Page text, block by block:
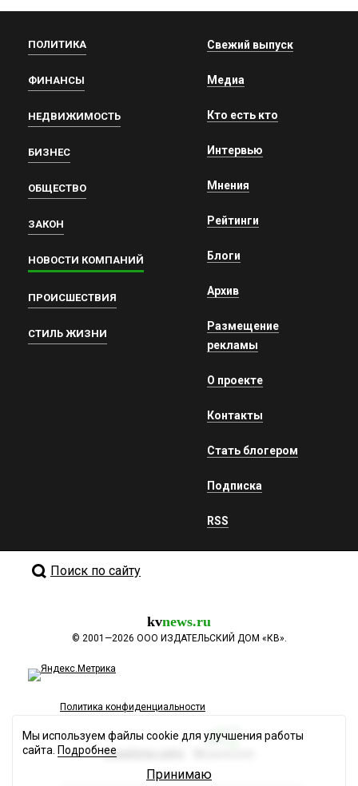
ПОЛИТИКА
ФИНАНСЫ
НЕДВИЖИМОСТЬ
БИЗНЕС
ОБЩЕСТВО
ЗАКОН
НОВОСТИ КОМПАНИЙ
ПРОИСШЕСТВИЯ
СТИЛЬ ЖИЗНИ
Свежий выпуск
Медиа
Кто есть кто
Интервью
Мнения
Рейтинги
Блоги
Архив
Размещение
рекламы
О проекте
Контакты
Стать блогером
Подписка
RSS
Поиск по сайту
kvnews.ru
© 2001—2026 ООО ИЗДАТЕЛЬСКИЙ ДОМ «КВ».
Политика конфиденциальности
Разработка сайта
Мы используем файлы cookie для улучшения работы
сайта. Подробнее
Принимаю